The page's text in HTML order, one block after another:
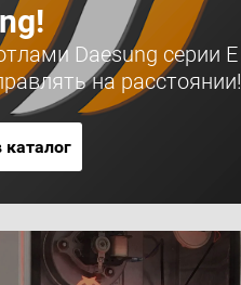
Daesung серии Е
на расстоянии!
каталог